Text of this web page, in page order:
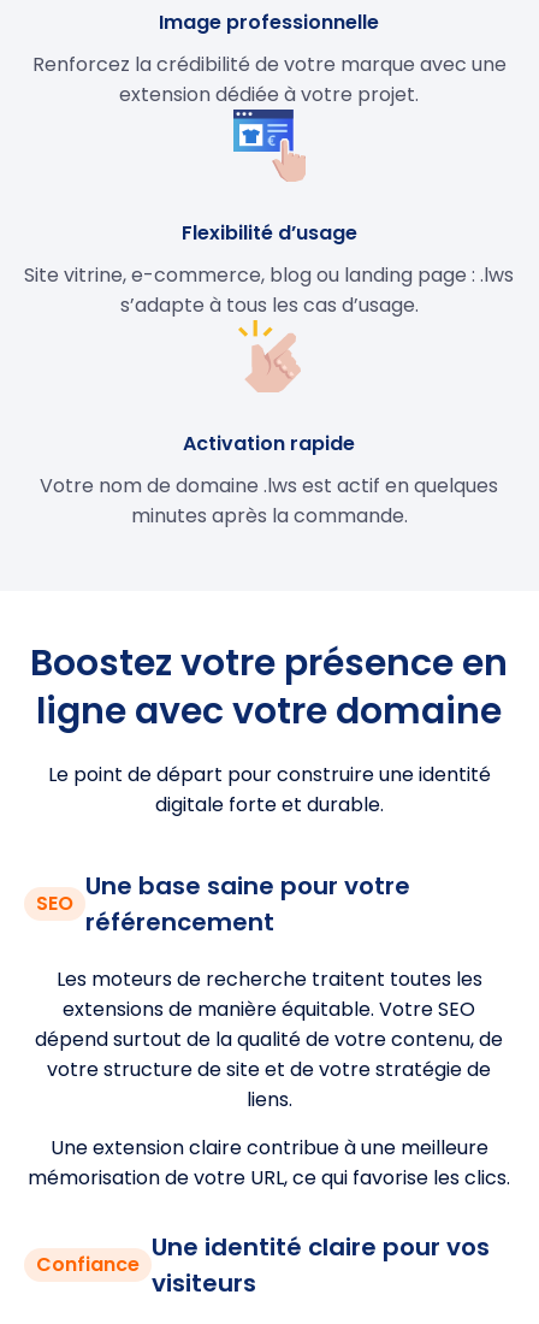
Image professionnelle
Renforcez la crédibilité de votre marque avec une
extension dédiée à votre projet.
Flexibilité d’usage
Site vitrine, e-commerce, blog ou landing page : .lws
s’adapte à tous les cas d’usage.
Activation rapide
Votre nom de domaine .lws est actif en quelques
minutes après la commande.
Boostez votre présence en
ligne avec votre domaine
Le point de départ pour construire une identité
digitale forte et durable.
SEO
Une base saine pour votre
référencement
Les moteurs de recherche traitent toutes les
extensions de manière équitable. Votre SEO
dépend surtout de la qualité de votre contenu, de
votre structure de site et de votre stratégie de
liens.
Une extension claire contribue à une meilleure
mémorisation de votre URL, ce qui favorise les clics.
Confiance
Une identité claire pour vos
visiteurs